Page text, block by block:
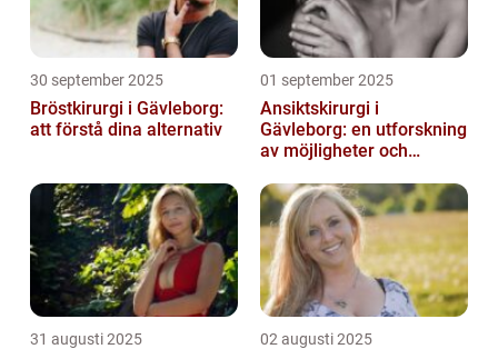
30 september 2025
Bröstkirurgi i Gävleborg:
att förstå dina alternativ
01 september 2025
Ansiktskirurgi i
Gävleborg: en utforskning
av möjligheter och
31 augusti 2025 02 augusti 2025